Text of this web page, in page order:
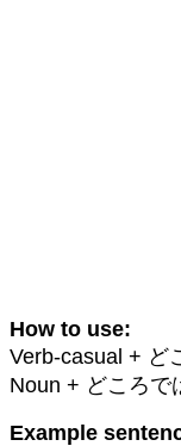
How to use:
Verb-casual + ど
Noun + どころで
Example